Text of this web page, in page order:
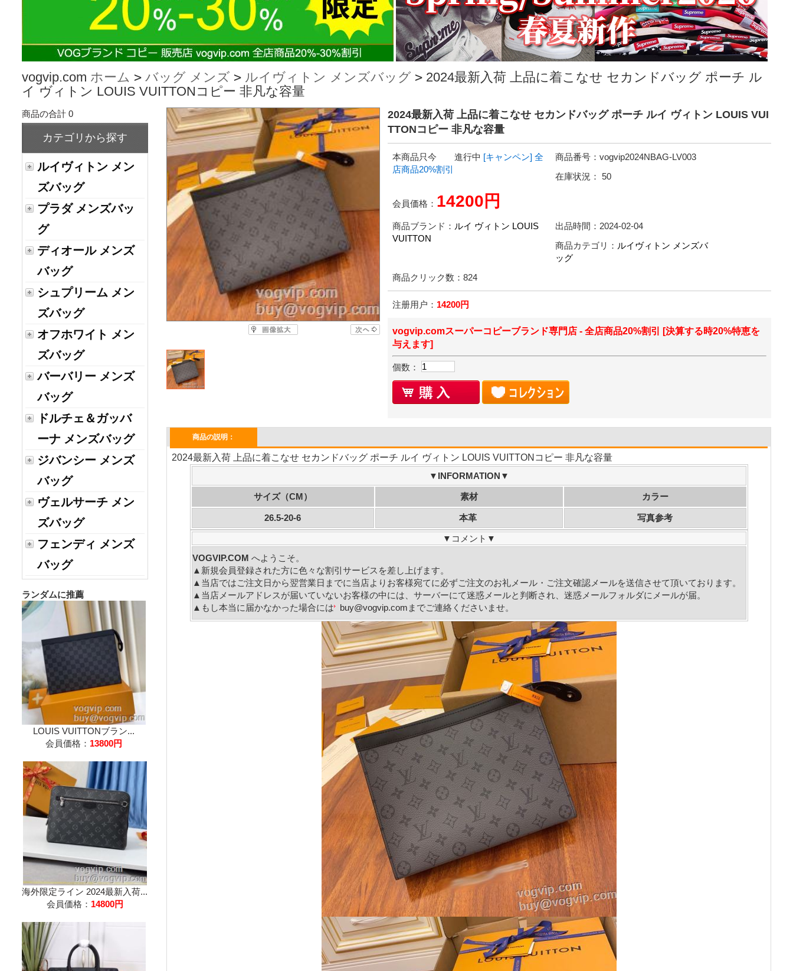
vogvip.com ホーム > バッグ メンズ > ルイヴィトン メンズバッグ > 2024最新入荷 上品に着こなせ セカンドバッグ ポーチ ル
イ ヴィトン LOUIS VUITTONコピー 非凡な容量
商品の合計 0
カテゴリから探す
ルイヴィトン メン
ズバッグ
プラダ メンズバッ
グ
ディオール メンズ
バッグ
シュプリーム メン
ズバッグ
オフホワイト メン
ズバッグ
バーバリー メンズ
バッグ
ドルチェ＆ガッバ
ーナ メンズバッグ
ジバンシー メンズ
バッグ
ヴェルサーチ メン
ズバッグ
フェンディ メンズ
バッグ
ランダムに推薦
LOUIS VUITTONブラン...
会員価格： 13800円
海外限定ライン 2024最新入荷...
会員価格： 14800円
2024最新入荷 上品に着こなせ セカンドバッグ ポーチ ルイ ヴィトン LOUIS VUI
TTONコピー 非凡な容量
本商品只今 進行中 [キャンペン] 全
店商品20%割引
商品番号： vogvip2024NBAG-LV003
在庫状況： 50
会員価格： 14200円
商品ブランド： ルイ ヴィトン LOUIS
VUITTON
出品時間： 2024-02-04
商品カテゴリ： ルイヴィトン メンズバ
ッグ
商品クリック数： 824
注册用户： 14200円
vogvip.comスーパーコピーブランド専門店 - 全店商品20%割引 [決算する時20%特恵を
与えます]
個数：
商品の説明：
2024最新入荷 上品に着こなせ セカンドバッグ ポーチ ルイ ヴィトン LOUIS VUITTONコピー 非凡な容量
▼INFORMATION▼
サイズ（CM） 素材 カラー
26.5-20-6 本革 写真参考
▼ コメント ▼
VOGVIP.COM へようこそ。
▲新規会員登録された方に色々な割引サービスを差し上げます。
▲当店ではご注文日から翌営業日までに当店よりお客様宛てに必ずご注文のお礼メール・ご注文確認メールを送信させて頂いております。
▲当店メールアドレスが届いていないお客様の中には、サーバーにて迷惑メールと判断され、迷惑メールフォルダにメールが届。
▲もし本当に届かなかった場合には
buy@vogvip.com までご連絡くださいませ。